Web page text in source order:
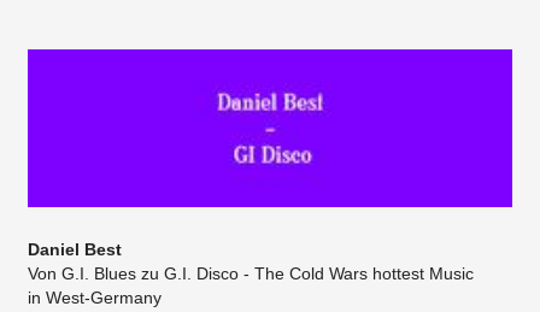
Daniel Best
Von G.I. Blues zu G.I. Disco - The Cold Wars hottest Music
in West-Germany